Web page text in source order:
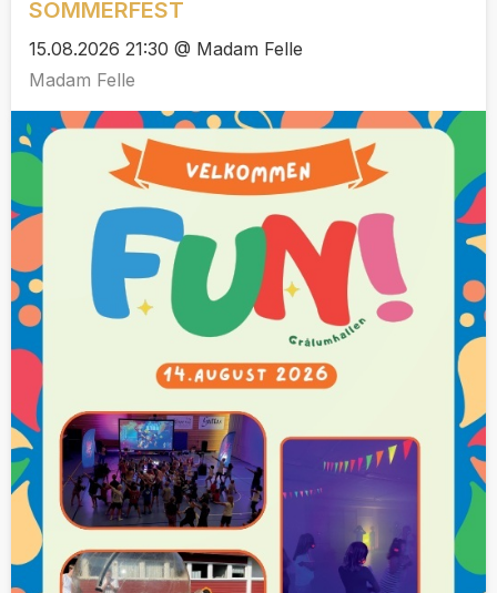
SOMMERFEST
15.08.2026 21:30 @ Madam Felle
Madam Felle